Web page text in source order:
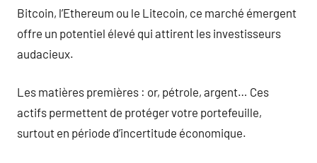
Bitcoin, l’Ethereum ou le Litecoin, ce marché émergent
offre un potentiel élevé qui attirent les investisseurs
audacieux.
Les matières premières : or, pétrole, argent… Ces
actifs permettent de protéger votre portefeuille,
surtout en période d’incertitude économique.